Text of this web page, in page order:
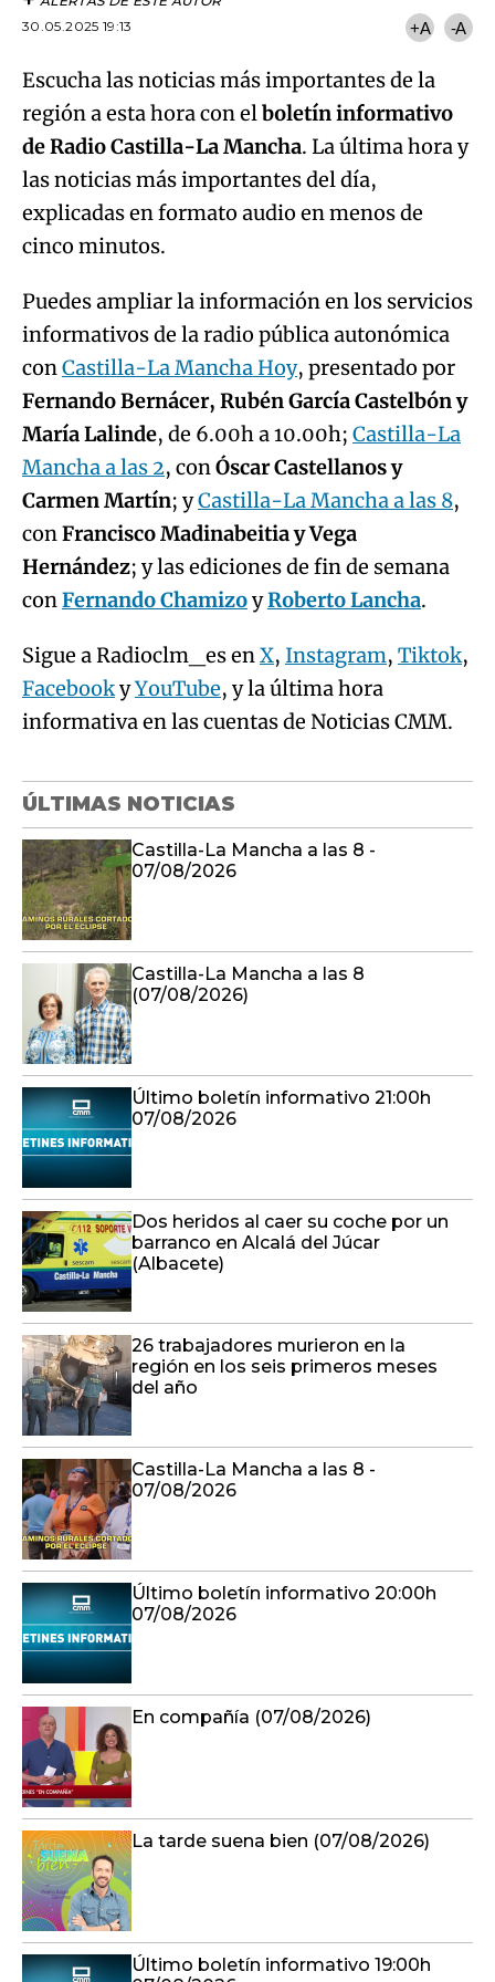
30.05.2025 19:13
+A -A
Escucha las noticias más importantes de la
región a esta hora con elboletín informativo
de Radio Castilla-La Mancha. La última hora y
las noticias más importantes del día,
explicadas en formato audio en menos de
cinco minutos.
Puedes ampliar la información en los servicios
informativos de la radio pública autonómica
conCastilla-La Mancha Hoy, presentado por
Fernando Bernácer, Rubén García Castelbón y
María Lalinde, de 6.00h a 10.00h; Castilla-La
Mancha a las 2, conÓscar Castellanos y
Carmen Martín; yCastilla-La Mancha a las 8,
conFrancisco Madinabeitia y Vega
Hernández; y las ediciones de fin de semana
conFernando ChamizoyRoberto Lancha.
Sigue a Radioclm_es enX, Instagram, Tiktok,
FacebookyYouTube, y la última hora
informativa en las cuentas de Noticias CMM.
ÚLTIMAS NOTICIAS
Castilla-La Mancha a las 8 -
07/08/2026
Castilla-La Mancha a las 8
(07/08/2026)
Último boletín informativo 21:00h
07/08/2026
Dos heridos al caer su coche por un
barranco en Alcalá del Júcar
(Albacete)
26 trabajadores murieron en la
región en los seis primeros meses
del año
Castilla-La Mancha a las 8 -
07/08/2026
Último boletín informativo 20:00h
07/08/2026
En compañía (07/08/2026)
La tarde suena bien (07/08/2026)
Último boletín informativo 19:00h